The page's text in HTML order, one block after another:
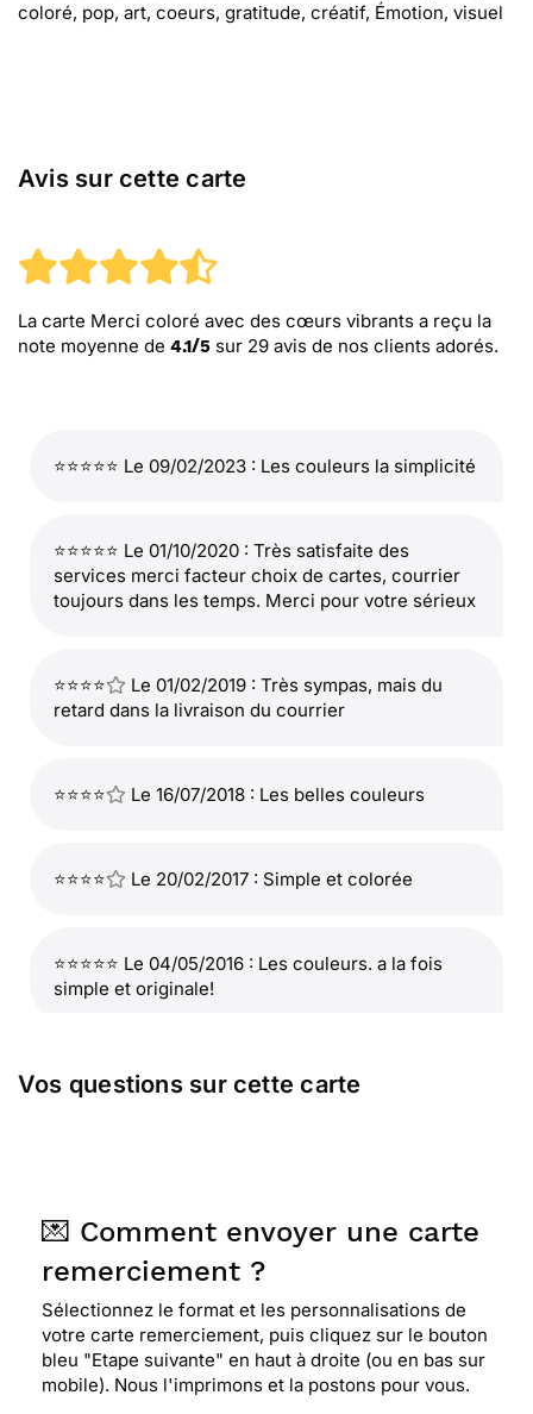
coloré, pop, art, coeurs, gratitude, créatif, Émotion, visuel
Avis sur cette carte
La carte Merci coloré avec des cœurs vibrants a reçu la
note moyenne de 4.1/5 sur 29 avis de nos clients adorés.
⭐⭐⭐⭐⭐ Le 09/02/2023 : Les couleurs la simplicité
⭐⭐⭐⭐⭐ Le 01/10/2020 : Très satisfaite des
services merci facteur choix de cartes, courrier
toujours dans les temps. Merci pour votre sérieux
⭐⭐⭐⭐
Le 01/02/2019 : Très sympas, mais du
retard dans la livraison du courrier
⭐⭐⭐⭐ Le 16/07/2018 : Les belles couleurs
⭐⭐⭐⭐ Le 20/02/2017 : Simple et colorée
⭐⭐⭐⭐⭐ Le 04/05/2016 : Les couleurs. a la fois
simple et originale!
Le 02/05/2015 : 4 petits coeurs qui
représentent une famille. c'est mignon.
⭐⭐⭐⭐
Le 24/02/2014 : Belles couleurs pour ces
⭐⭐⭐⭐
Le 01/10/2012 : Elle est simple. C'est la
carte de remerciement qui correspondait le plus à
Vos questions sur cette carte
💌 Comment envoyer une carte
remerciement ?
Sélectionnez le format et les personnalisations de
votre carte remerciement, puis cliquez sur le bouton
bleu "Etape suivante" en haut à droite (ou en bas sur
mobile). Nous l'imprimons et la postons pour vous.